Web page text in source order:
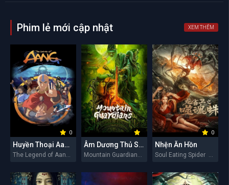
Phim lẻ mới cập nhật XEM THÊM
0
Huyền Thoại Aang: Tiết Khí Sư Cuối Cùng
The Legend of Aang: The Last Airbender 2026
Âm Dương Thủ Sơn Nhân
Mountain Guardians 2026
0
Nhện Ăn Hồn
Soul Eating Spider 2026